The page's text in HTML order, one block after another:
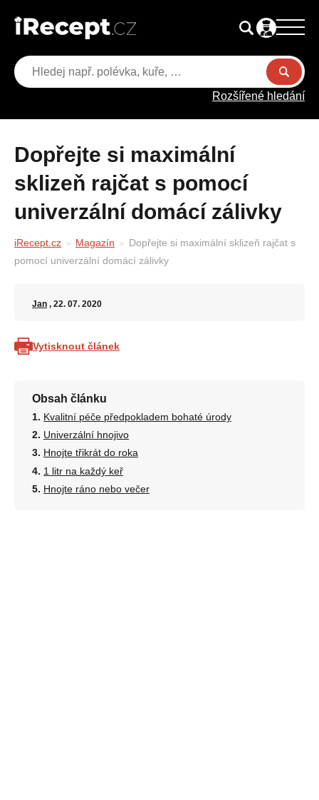
Rozšířené hledání
Dopřejte si maximální
sklizeň rajčat s pomocí
univerzální domácí zálivky
iRecept.cz Magazín
Dopřejte si maximální sklizeň rajčat s
pomocí univerzální domácí zálivky
Jan , 22. 07. 2020
Vytisknout článek
Obsah článku
Kvalitní péče předpokladem bohaté úrody
Univerzální hnojivo
Hnojte třikrát do roka
1 litr na každý keř
Hnojte ráno nebo večer